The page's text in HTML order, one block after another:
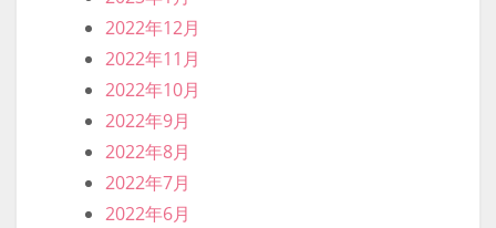
2024年3月
2024年2月
2024年1月
2023年12月
2023年11月
2023年10月
2023年9月